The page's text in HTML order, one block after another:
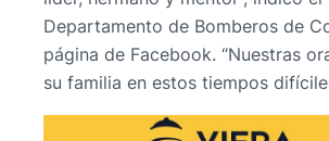
Departamento de Bomberos de
página de Facebook. “Nuestras
su familia en estos tiempos